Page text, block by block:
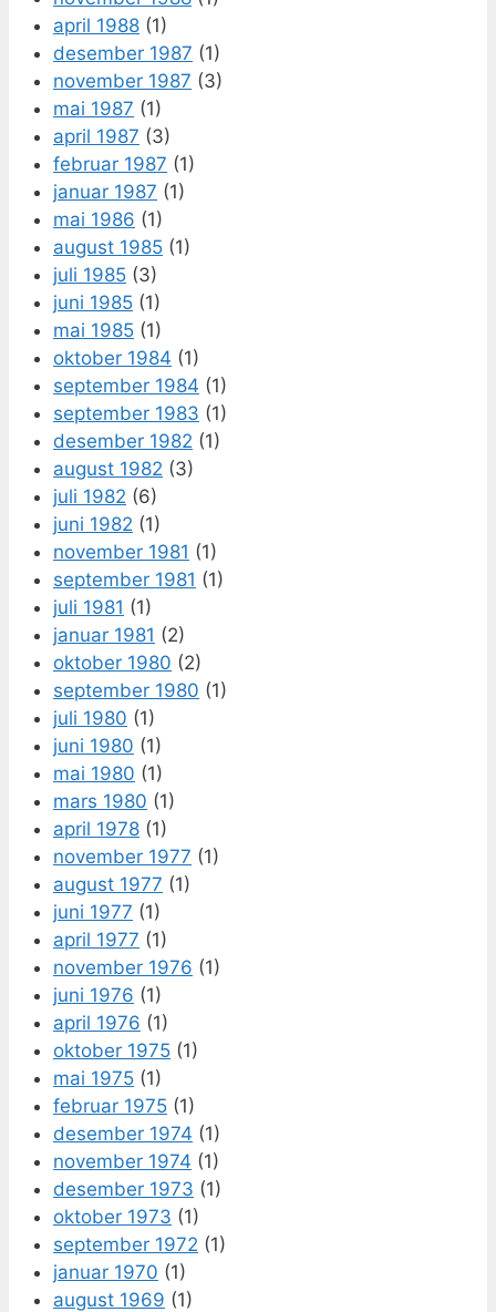
april 1988 (1)
desember 1987 (1)
november 1987 (3)
mai 1987 (1)
april 1987 (3)
februar 1987 (1)
januar 1987 (1)
mai 1986 (1)
august 1985 (1)
juli 1985 (3)
juni 1985 (1)
mai 1985 (1)
oktober 1984 (1)
september 1984 (1)
september 1983 (1)
desember 1982 (1)
august 1982 (3)
juli 1982 (6)
juni 1982 (1)
november 1981 (1)
september 1981 (1)
juli 1981 (1)
januar 1981 (2)
oktober 1980 (2)
september 1980 (1)
juli 1980 (1)
juni 1980 (1)
mai 1980 (1)
mars 1980 (1)
april 1978 (1)
november 1977 (1)
august 1977 (1)
juni 1977 (1)
april 1977 (1)
november 1976 (1)
juni 1976 (1)
april 1976 (1)
oktober 1975 (1)
mai 1975 (1)
februar 1975 (1)
desember 1974 (1)
november 1974 (1)
desember 1973 (1)
oktober 1973 (1)
september 1972 (1)
januar 1970 (1)
august 1969 (1)